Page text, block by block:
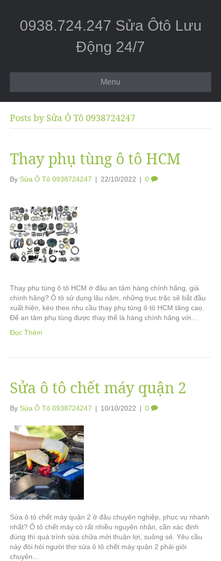
0938.724.247 Sửa Ôtô Lưu
Động 24/7
Menu
Posts by Sửa Ô Tô 0938724247
Thay phụ tùng ô tô HCM
By Sửa Ô Tô 0938724247 | 22/10/2022 | 0
Thay phụ tùng ô tô HCM ở đâu an tâm hàng chính hãng, giá
chính hãng? Ô tô sử dụng lâu năm, những trục trặc sẽ bắt đầu
xuất hiện, kéo theo nhu cầu thay phụ tùng ô tô HCM tăng cao.
Để an tâm phụ tùng được thay thế là hàng chính hãng với…
Đọc Thêm
Sửa ô tô chết máy quận 2
By Sửa Ô Tô 0938724247 | 10/10/2022 | 0
Sửa ô tô chết máy quận 2 ở đâu chuyên nghiệp, phục vụ nhanh
nhất? Ô tô chết máy có rất nhiều nguyên nhân, cần xác định
đúng thì quá trình sửa chữa mới thuận lợi, suông sẻ. Yêu cầu
này đòi hỏi người thợ sửa ô tô chết máy quận 2 phải giỏi
chuyên…